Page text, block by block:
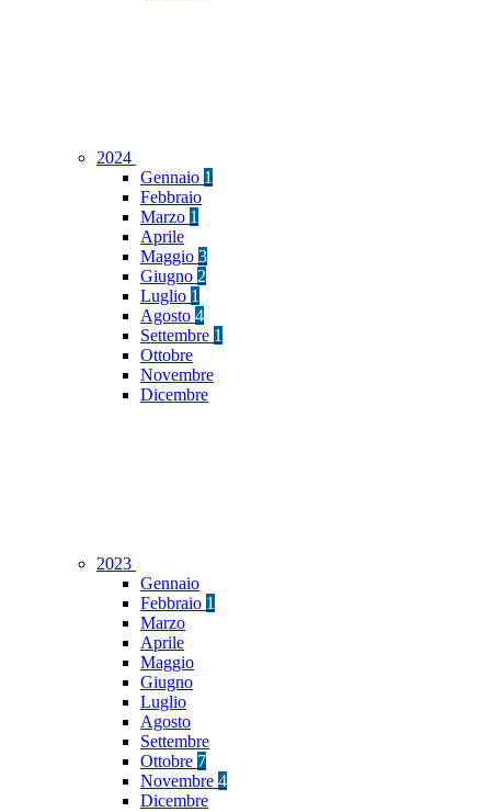
2024
Gennaio 1
Febbraio
Marzo 1
Aprile
Maggio 3
Giugno 2
Luglio 1
Agosto 4
Settembre 1
Ottobre
Novembre
Dicembre
2023
Gennaio
Febbraio 1
Marzo
Aprile
Maggio
Giugno
Luglio
Agosto
Settembre
Ottobre 7
Novembre 4
Dicembre